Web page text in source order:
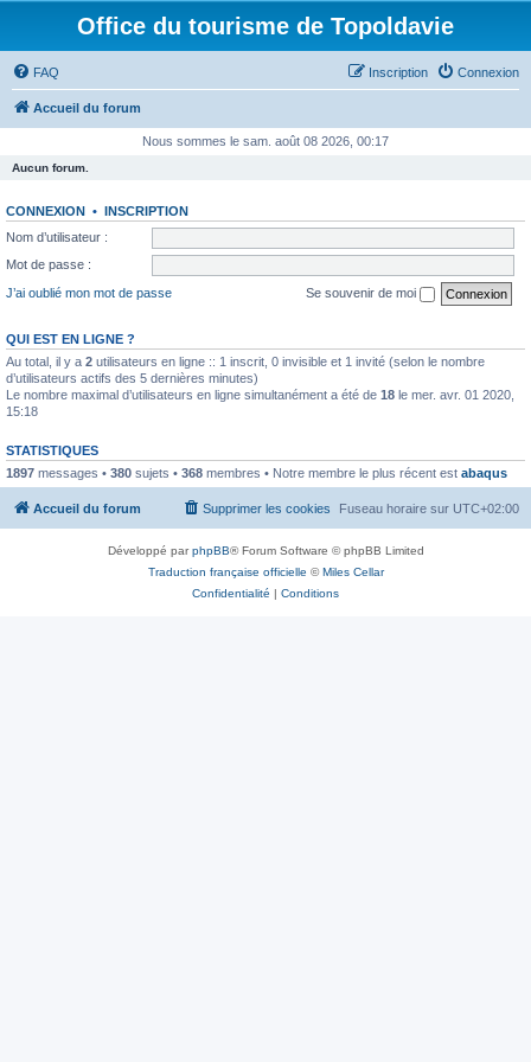
Office du tourisme de Topoldavie
FAQ Connexion
Inscription
Accueil du forum
Nous sommes le sam. août 08 2026, 00:17
Aucun forum.
CONNEXION • INSCRIPTION
Nom d’utilisateur :
Mot de passe :
J’ai oublié mon mot de passe
Se souvenir de moi
QUI EST EN LIGNE ?
Au total, il y a 2 utilisateurs en ligne :: 1 inscrit, 0 invisible et 1 invité (selon le nombre
d’utilisateurs actifs des 5 dernières minutes)
Le nombre maximal d’utilisateurs en ligne simultanément a été de 18 le mer. avr. 01 2020,
15:18
STATISTIQUES
1897 messages • 380 sujets • 368 membres • Notre membre le plus récent est abaqus
Accueil du forum Fuseau horaire sur UTC+02:00
Supprimer les cookies
Développé parphpBB® Forum Software © phpBB Limited
Traduction française officielle ©Miles Cellar
Confidentialité | Conditions